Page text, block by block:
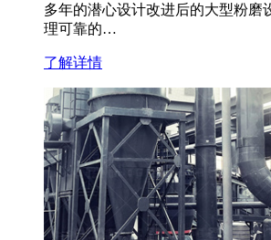
多年的潜心设计改进后的大型粉磨
理可靠的…
了解详情